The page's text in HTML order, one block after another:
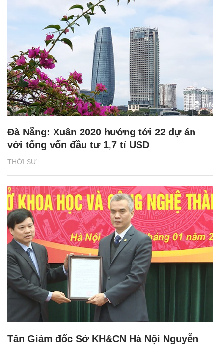
THỜI SỰ
Đà Nẵng: Xuân 2020 hướng tới 22 dự án
với tổng vốn đầu tư 1,7 tỉ USD
Tân Giám đốc Sở KH&CN Hà Nội Nguyễn